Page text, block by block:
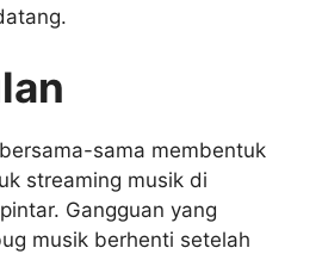
sama membentuk
streaming musik di
Gangguan yang
musik berhenti setelah